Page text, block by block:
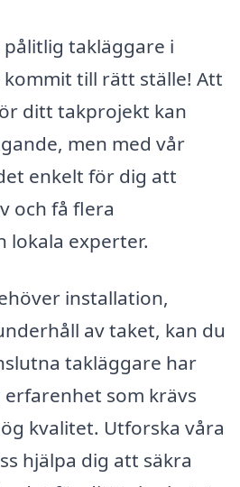
takläggare i
kommit till rätt ställe! Att
ditt takprojekt kan
men med vår
enkelt för dig att
och få flera
lokala experter.
installation,
av taket, kan du
takläggare har
som krävs
kvalitet. Utforska våra
hjälpa dig att säkra